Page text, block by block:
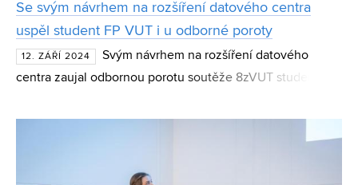
Se svým návrhem na rozšíření datového centra
uspěl student FP VUT i u odborné poroty
12. ZÁŘÍ 2024
Svým návrhem na rozšíření datového
centra zaujal odbornou porotu soutěže 8zVUT student
několik let v datovém centru pracuje, práci pojal praktick